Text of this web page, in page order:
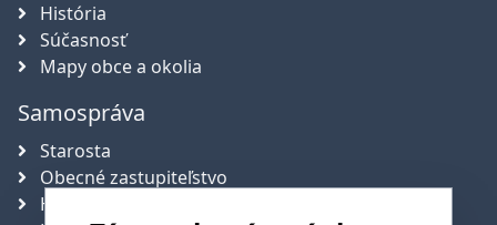
História
Súčasnosť
Mapy obce a okolia
Samospráva
Starosta
Obecné zastupiteľstvo
Hlavný kontrolór obce